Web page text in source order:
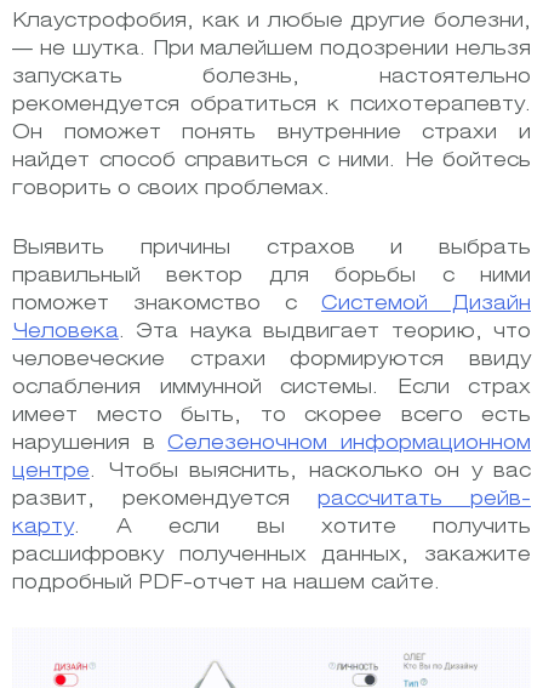
Клаустрофобия, как и любые другие болезни,
— не шутка. При малейшем подозрении нельзя
запускать болезнь, настоятельно
рекомендуется обратиться к психотерапевту.
Он поможет понять внутренние страхи и
найдет способ справиться с ними. Не бойтесь
говорить о своих проблемах.
Выявить причины страхов и выбрать
правильный вектор для борьбы с ними
поможет знакомство с Системой Дизайн
Человека . Эта наука выдвигает теорию, что
человеческие страхи формируются ввиду
ослабления иммунной системы. Если страх
имеет место быть, то скорее всего есть
нарушения вСелезеночном информационном
центре . Чтобы выяснить, насколько он у вас
развит, рекомендуется рассчитать рейв-
карту. А если вы хотите получить
расшифровку полученных данных, закажите
подробный PDF-отчет на нашем сайте.